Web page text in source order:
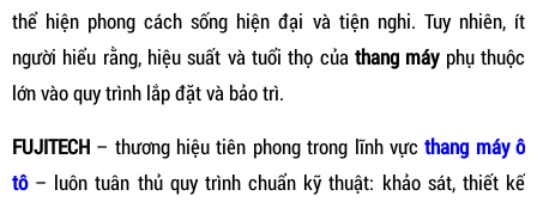
thể hiện phong cách sống hiện đại và tiện nghi. Tuy nhiên, ít
người hiểu rằng, hiệu suất và tuổi thọ của thang máyphụ thuộc
lớn vào quy trình lắp đặt và bảo trì.
FUJITECH – thương hiệu tiên phong trong lĩnh vựcthang máy ô
tô – luôn tuân thủ quy trình chuẩn kỹ thuật: khảo sát, thiết kế